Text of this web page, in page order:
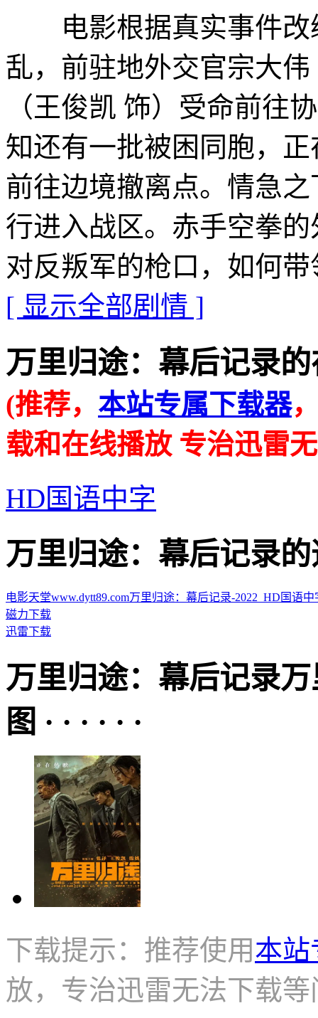
电影根据真实事件
乱，前驻地外交官宗大
（王俊凯 饰）受命前往
知还有一批被困同胞，
前往边境撤离点。情急
行进入战区。赤手空拳
对反叛军的枪口，如何
[ 显示全部剧情 ]
万里归途：幕后记录的
(推荐， 本站专属下载器
载和在线播放 专治迅雷
HD国语中字
万里归途：幕后记录的
电影天堂www.dytt89.com万里归途：幕后记录-2022_HD国语中
磁力下载
迅雷下载
万里归途：幕后记录
图 · · · · · ·
下载提示：推荐使用本站
放，专治迅雷无法下载等